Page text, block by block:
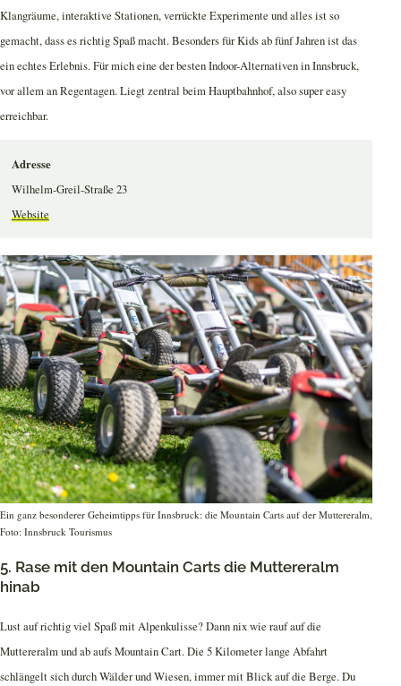
Klangräume, interaktive Stationen, verrückte Experimente und alles ist so
gemacht, dass es richtig Spaß macht. Besonders für Kids ab fünf Jahren ist das
ein echtes Erlebnis. Für mich eine der besten Indoor-Alternativen in Innsbruck,
vor allem an Regentagen. Liegt zentral beim Hauptbahnhof, also super easy
erreichbar.
Adresse
Wilhelm-Greil-Straße 23
Website
Ein ganz besonderer Geheimtipps für Innsbruck: die Mountain Carts auf der Muttereralm,
Foto: Innsbruck Tourismus
5. Rase mit den Mountain Carts die Muttereralm
hinab
Lust auf richtig viel Spaß mit Alpenkulisse? Dann nix wie rauf auf die
Muttereralm und ab aufs Mountain Cart. Die 5 Kilometer lange Abfahrt
schlängelt sich durch Wälder und Wiesen, immer mit Blick auf die Berge. Du